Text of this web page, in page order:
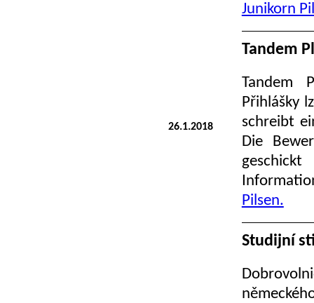
Junikorn
26.1.2018
Tandem
Tandem
Přihlášky
schreibt
Die
Pilsen.
Studijní